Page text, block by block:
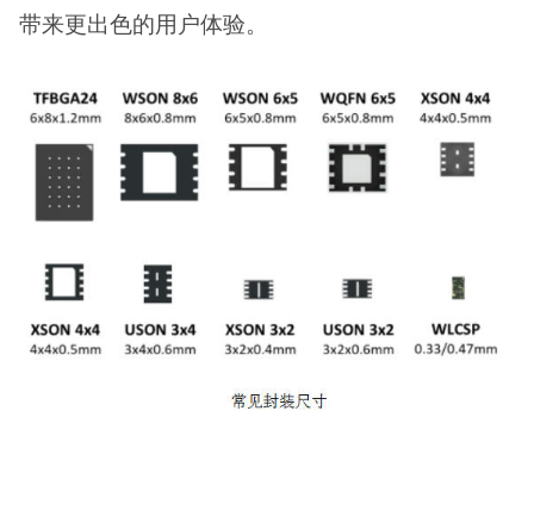
带来更出色的用户体验。